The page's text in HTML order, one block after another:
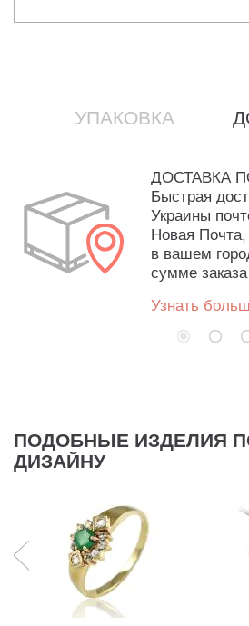
УПАКОВКА
ДОСТАВКА
Быстрая
Украины
Новая Почта,
в вашем
сумме
Узнать
ПОДОБНЫЕ ИЗДЕЛИЯ
ДИЗАЙНУ